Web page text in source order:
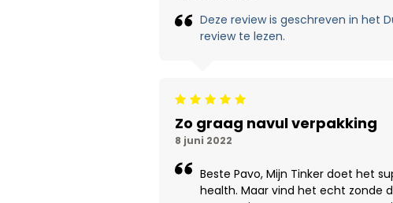
Deze review is geschreven in het
review te lezen.
Beoordeling: 5/5
Zo graag navul verpakking
8 juni 2022
Beste Pavo, Mijn Tinker doet het
health. Maar vind het echt zonde